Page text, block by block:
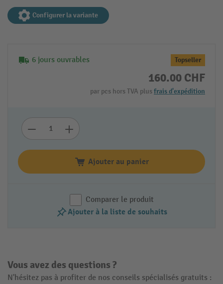
Configurer la variante
6 jours ouvrables Topseller
160.00 CHF
par pcs hors TVA plus frais d'expédition
Ajouter au panier
Comparer le produit
Ajouter à la liste de souhaits
Vous avez des questions ?
N'hésitez pas à profiter de nos conseils spécialisés gratuits :